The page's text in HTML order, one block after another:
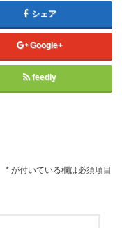
シェア
Google+
feedly
* が付いている欄は必須項目